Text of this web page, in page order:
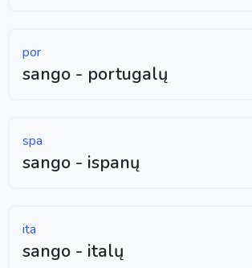
por
sango - portugalų
spa
sango - ispanų
ita
sango - italų